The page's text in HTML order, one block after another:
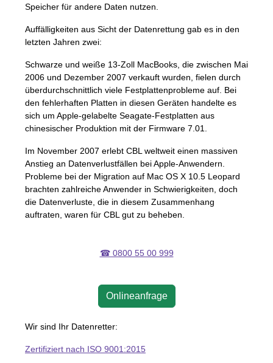
Speicher für andere Daten nutzen.
Auffälligkeiten aus Sicht der Datenrettung gab es in den
letzten Jahren zwei:
Schwarze und weiße 13-Zoll MacBooks, die zwischen Mai
2006 und Dezember 2007 verkauft wurden, fielen durch
überdurchschnittlich viele Festplattenprobleme auf. Bei
den fehlerhaften Platten in diesen Geräten handelte es
sich um Apple-gelabelte Seagate-Festplatten aus
chinesischer Produktion mit der Firmware 7.01.
Im November 2007 erlebt CBLweltweit einen massiven
Anstieg an Datenverlustfällen bei Apple-Anwendern.
Probleme bei der Migration auf Mac OS X 10.5 Leopard
brachten zahlreiche Anwender in Schwierigkeiten, doch
die Datenverluste, die in diesem Zusammenhang
auftraten, waren für CBLgut zu beheben.
☎ 0800 55 00 999
Onlineanfrage
Wir sind Ihr Datenretter:
Zertifiziert nach ISO 9001:2015